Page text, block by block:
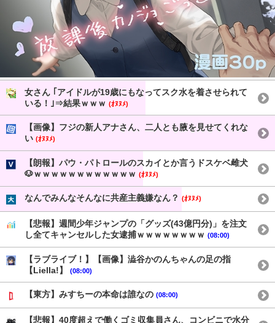
女さん ｢アイドルが19歳にもなってスク水を着させられて
いる！｣⇒結果ｗｗｗ (ｵﾇﾇﾒ)
【画像】フジの新人アナさん、二人とも腋を見せてくれな
い (ｵﾇﾇﾒ)
【朗報】パウ・パトロールのスカイとか言うドスケベ雌犬
🐶ｗｗｗｗｗｗｗｗｗｗｗｗ (ｵﾇﾇﾒ)
なんでみんなそんなに共産主義嫌なん？ (ｵﾇﾇﾒ)
【悲報】週間少年ジャンプの「グッズ(43億円分)」を注文
し全てキャンセルした女逮捕ｗｗｗｗｗｗｗｗ (08:00)
【ラブライブ！】【画像】澁谷かのんちゃんの足の指
【Liella!】
(08:00)
【東方】みすちーの本命は誰なの (08:00)
【悲報】40度超えで働くゴミ収集員さん、コンビニで水分